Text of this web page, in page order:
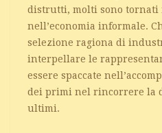
distrutti, molti sono tornati
nell’economia informale.
selezione ragiona di
interpellare le
essere spaccate
dei primi nel rincorrere la
ultimi.